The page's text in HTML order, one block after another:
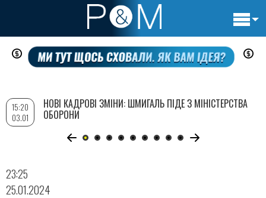
Перейти
до
вмісту
23:25
25.01.2024
15:20
03.01
НОВІ КАДРОВІ ЗМІНИ: ШМИГАЛЬ ПІДЕ З МІНІСТЕРСТВА
ОБОРОНИ